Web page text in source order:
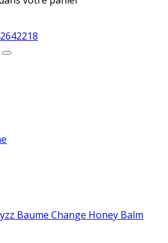
Baume Change Honey Balm